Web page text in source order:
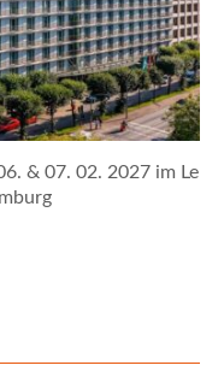
& 07. 02. 2027 im Le